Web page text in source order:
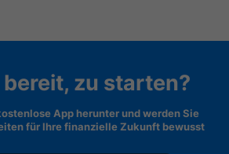
bereit, zu starten?
App herunter und werden Sie
für Ihre finanzielle Zukunft bewusst